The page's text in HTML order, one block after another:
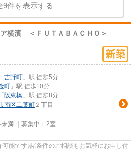
9件を表示する
横濱 ＜ＦＵＴＡＢＡＣＨＯ＞
「 吉野町 」駅 徒歩5分
町 」駅 徒歩10分
「 阪東橋 」駅 徒歩8分
南区二葉町 ２丁目
満 ｜募集中： 2室
能です♪諸条件のご相談もお気軽にお申し付